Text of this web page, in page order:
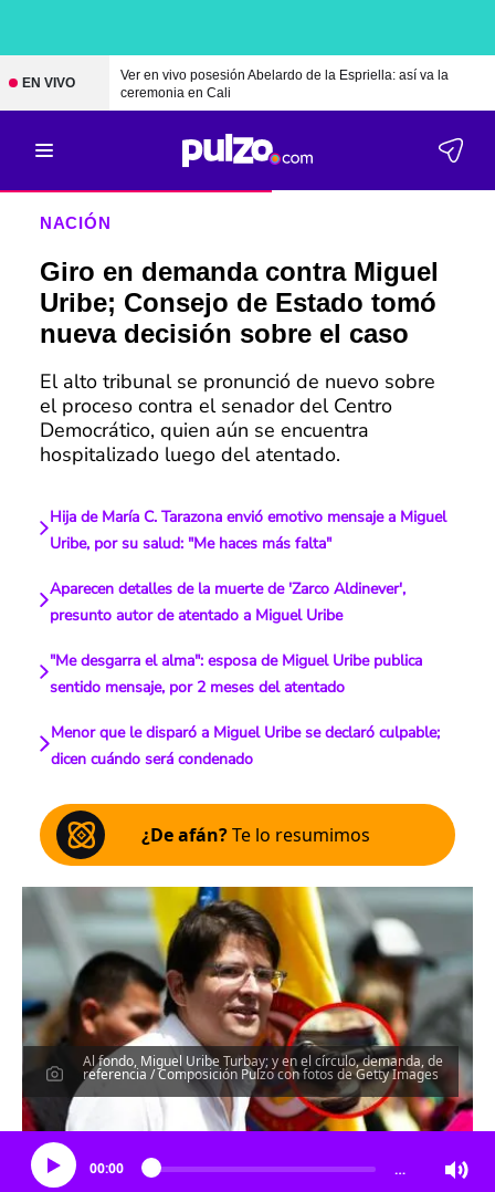
EN VIVO
Ver en vivo posesión Abelardo de la Espriella: así va la
ceremonia en Cali
NACIÓN
Giro en demanda contra Miguel
Uribe; Consejo de Estado tomó
nueva decisión sobre el caso
El alto tribunal se pronunció de nuevo sobre
el proceso contra el senador del Centro
Democrático, quien aún se encuentra
hospitalizado luego del atentado.
Hija de María C. Tarazona envió emotivo mensaje a Miguel
Uribe, por su salud: "Me haces más falta"
Aparecen detalles de la muerte de 'Zarco Aldinever',
presunto autor de atentado a Miguel Uribe
"Me desgarra el alma": esposa de Miguel Uribe publica
sentido mensaje, por 2 meses del atentado
Menor que le disparó a Miguel Uribe se declaró culpable;
dicen cuándo será condenado
¿De afán?Te lo resumimos
Al fondo, Miguel Uribe Turbay; y en el círculo, demanda, de
referencia / Composición Pulzo con fotos de Getty Images
Escucha el artículo
00:00 …